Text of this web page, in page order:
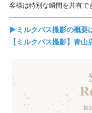
客様は特別な瞬間を共有で
▶ミルクバス撮影の概要
【ミルクバス撮影】青